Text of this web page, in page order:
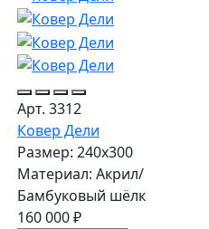
Арт. 3312
Ковер Дели
Размер: 240х300
Материал: Акрил/
Бамбуковый шёлк
160 000 ₽